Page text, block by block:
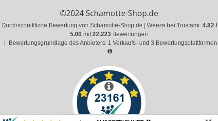
©2024 Schamotte-Shop.de
Durchschnittliche Bewertung von Schamotte-Shop.de | Weeze bei Trustami: 4.82 /
5.00 mit22.223 Bewertungen
Bewertungsgrundlage des Anbieters: 1 Verkaufs- und 3 Bewertungsplattformen